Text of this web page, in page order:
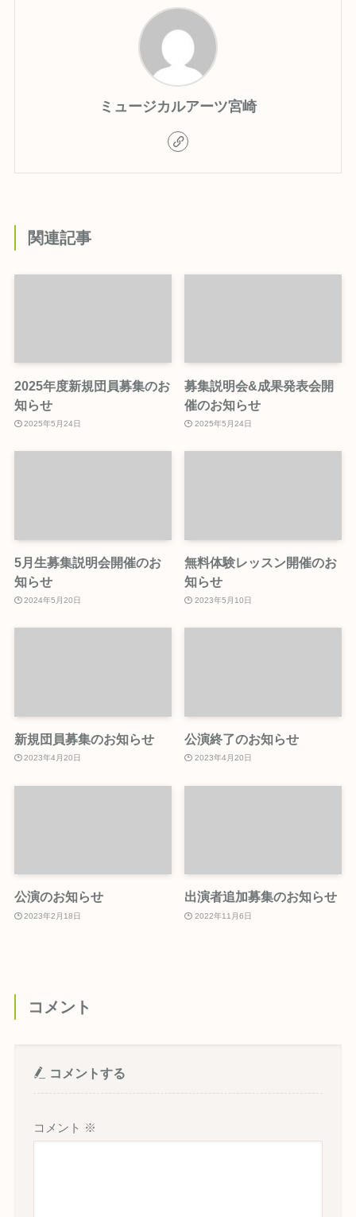
ミュージカルアーツ宮崎
関連記事
2025年度新規団員募集のお
知らせ
2025年5月24日
募集説明会&成果発表会開
催のお知らせ
2025年5月24日
5月生募集説明会開催のお
知らせ
2024年5月20日
無料体験レッスン開催のお
知らせ
2023年5月10日
新規団員募集のお知らせ
2023年4月20日
公演終了のお知らせ
2023年4月20日
公演のお知らせ
2023年2月18日
出演者追加募集のお知らせ
2022年11月6日
コメント
コメントする
コメント ※